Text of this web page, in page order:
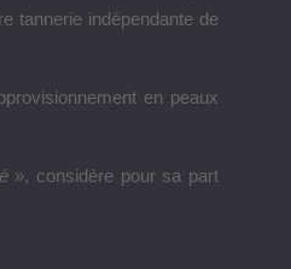
tannerie indépendante de
en peaux
», considère pour sa part